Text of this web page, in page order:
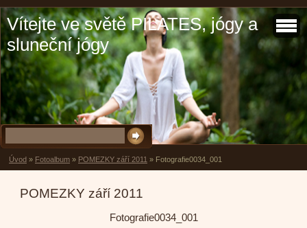
Vítejte ve světě PILATES, jógy a
sluneční jógy
Úvod » Fotoalbum » POMEZKY září 2011 » Fotografie0034_001
POMEZKY září 2011
Fotografie0034_001